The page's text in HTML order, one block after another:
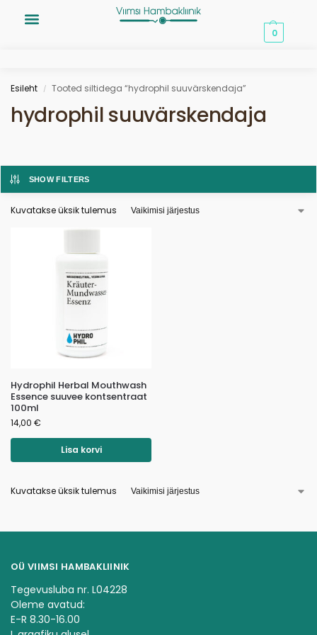
0
Esileht / Tooted siltidega “hydrophil suuvärskendaja”
hydrophil suuvärskendaja
SHOW FILTERS
Kuvatakse üksik tulemus
Hydrophil Herbal Mouthwash
Essence suuvee kontsentraat
100ml
14,00 €
Lisa korvi
Kuvatakse üksik tulemus
OÜ VIIMSI HAMBAKLIINIK
Tegevusluba nr. L04228
Oleme avatud:
E-R 8.30-16.00